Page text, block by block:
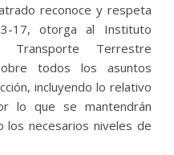
reconoce y respeta
17, otorga al Instituto
Terrestre
todos los asuntos
incluyendo lo relativo
lo que se mantendrán
los necesarios niveles de